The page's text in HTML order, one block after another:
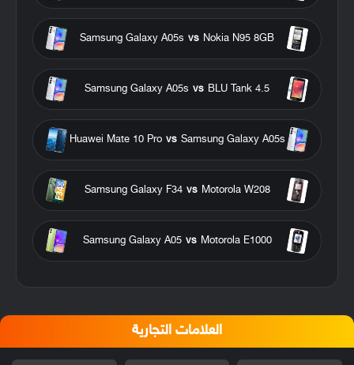
Nokia N95 8GB
vs
Samsung Galaxy A05s
BLU Tank 4.5
vs
Samsung Galaxy A05s
Samsung Galaxy A05s
vs
Huawei Mate 10 Pro
Motorola W208
vs
Samsung Galaxy F34
Motorola E1000
vs
Samsung Galaxy A05
العلامات التجارية